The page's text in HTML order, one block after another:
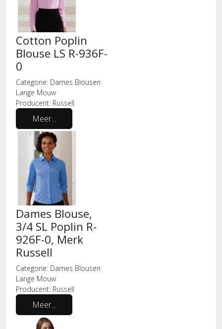
Cotton Poplin
Blouse LS R-936F-
0
Categorie: Dames Blousen
Lange Mouw
Producent: Russell
Meer...
Dames Blouse,
3/4 SL Poplin R-
926F-0, Merk
Russell
Categorie: Dames Blousen
Lange Mouw
Producent: Russell
Meer...